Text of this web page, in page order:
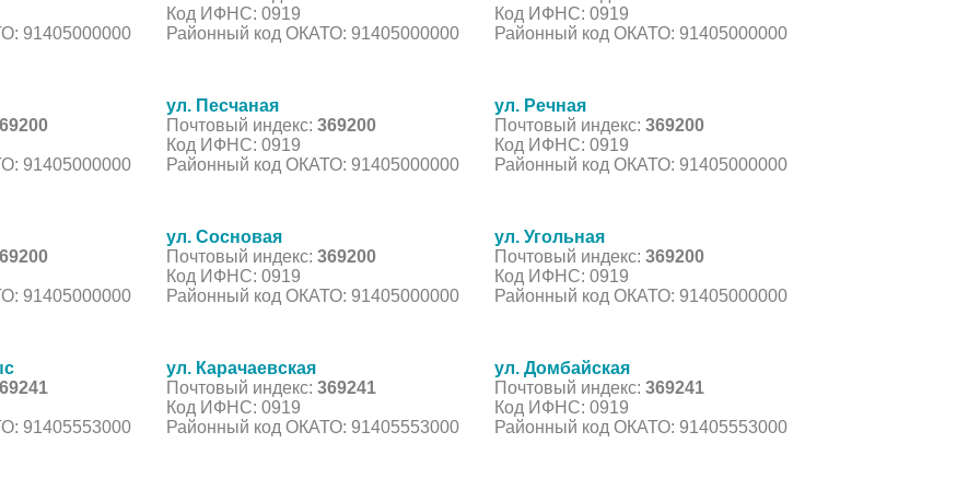
91405000000
Код ИФНС: 0919
Районный код ОКАТО: 91405000000
Код ИФНС: 0919
Районный код ОКАТО: 91405000000
91405000000
ул. Песчаная
Почтовый индекс: 369200
Код ИФНС: 0919
Районный код ОКАТО: 91405000000
ул. Речная
Почтовый индекс: 369200
Код ИФНС: 0919
Районный код ОКАТО: 91405000000
91405000000
ул. Сосновая
Почтовый индекс: 369200
Код ИФНС: 0919
Районный код ОКАТО: 91405000000
ул. Угольная
Почтовый индекс: 369200
Код ИФНС: 0919
Районный код ОКАТО: 91405000000
91405553000
ул. Карачаевская
Почтовый индекс: 369241
Код ИФНС: 0919
Районный код ОКАТО: 91405553000
ул. Домбайская
Почтовый индекс: 369241
Код ИФНС: 0919
Районный код ОКАТО: 91405553000